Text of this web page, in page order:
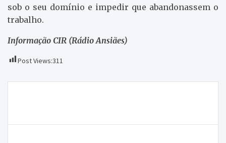
sob o seu domínio e impedir que abandonassem o
trabalho.
Informação CIR (Rádio Ansiães)
Post Views:311
artigos